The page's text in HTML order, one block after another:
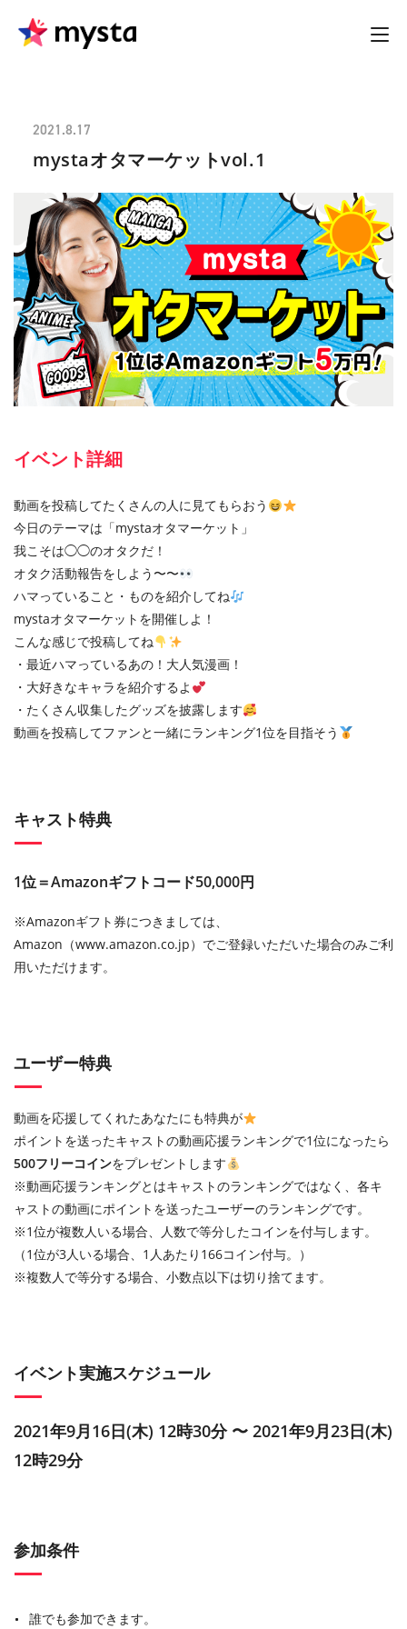
2021.8.17
mystaオタマーケットvol.1
イベント詳細
動画を投稿してたくさんの人に見てもらおう
今日のテーマは「mystaオタマーケット」
我こそは◯◯のオタクだ！
オタク活動報告をしよう〜〜
ハマっていること・ものを紹介してね
mystaオタマーケットを開催しよ！
こんな感じで投稿してね
・最近ハマっているあの！大人気漫画！
・大好きなキャラを紹介するよ
・たくさん収集したグッズを披露します
動画を投稿してファンと一緒にランキング1位を目指そう
キャスト特典
1位＝Amazonギフトコード50,000円
※Amazonギフト券につきましては、
Amazon（www.amazon.co.jp）でご登録いただいた場合のみご利
用いただけます。
ユーザー特典
動画を応援してくれたあなたにも特典が
ポイントを送ったキャストの動画応援ランキングで1位になったら
500フリーコインをプレゼントします
※動画応援ランキングとはキャストのランキングではなく、各キ
ャストの動画にポイントを送ったユーザーのランキングです。
※1位が複数人いる場合、人数で等分したコインを付与します。
（1位が3人いる場合、1人あたり166コイン付与。）
※複数人で等分する場合、小数点以下は切り捨てます。
イベント実施スケジュール
2021年9月16日(木) 12時30分 〜 2021年9月23日(木)
12時29分
参加条件
誰でも参加できます。